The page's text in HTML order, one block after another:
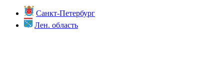
Санкт-Петербург
Лен. область